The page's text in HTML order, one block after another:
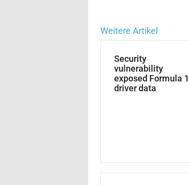
Weitere Artikel
Security
vulnerability
exposed Formula 1
driver data